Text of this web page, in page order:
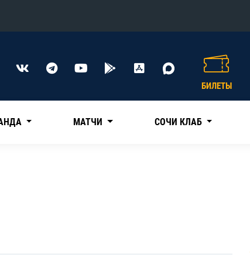
Конференция «Восток»
КХЛ
БИЛЕТЫ
МАТЧИ СОЧИ КЛАБ